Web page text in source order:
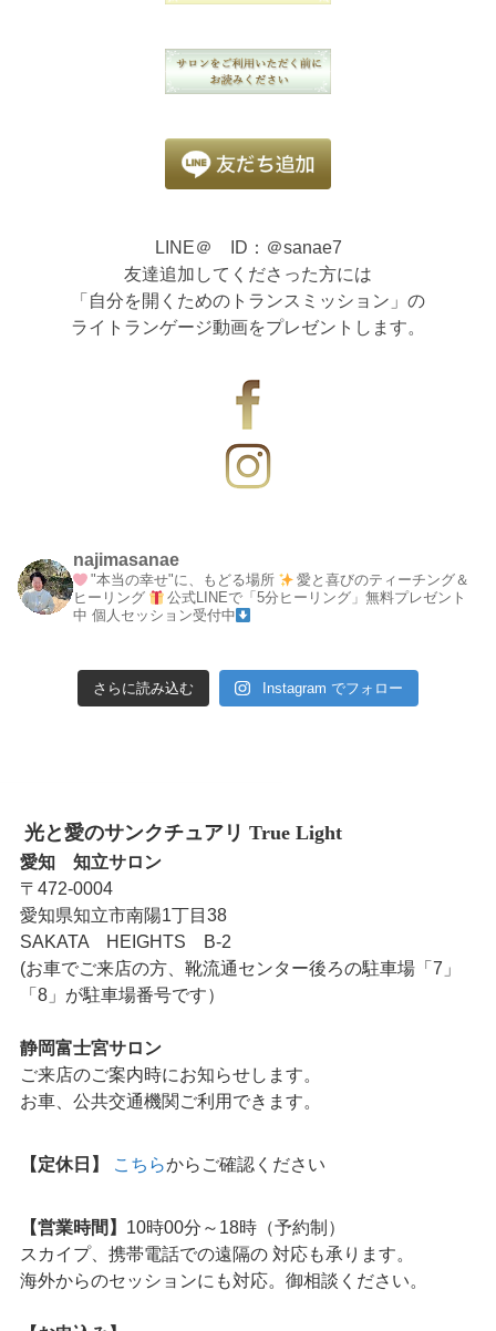
LINE＠ ID：＠sanae7
友達追加してくださった方には
「自分を開くためのトランスミッション」の
ライトランゲージ動画をプレゼントします。
najimasanae
"本当の幸せ"に、もどる場所
愛と喜びのティーチング＆
ヒーリング
公式LINEで「5分ヒーリング」無料プレゼント
中 個人セッション受付中
さらに読み込む Instagram でフォロー
光と愛のサンクチュアリ True Light
愛知 知立サロン
〒472-0004
愛知県知立市南陽1丁目38
SAKATA HEIGHTS B-2
(お車でご来店の方、靴流通センター後ろの駐車場「7」
「8」が駐車場番号です）
静岡富士宮サロン
ご来店のご案内時にお知らせします。
お車、公共交通機関ご利用できます。
【定休日】 こちらからご確認ください
【営業時間】 10時00分～18時（予約制）
スカイプ、携帯電話での遠隔の 対応も承ります。
海外からのセッションにも対応。御相談ください。